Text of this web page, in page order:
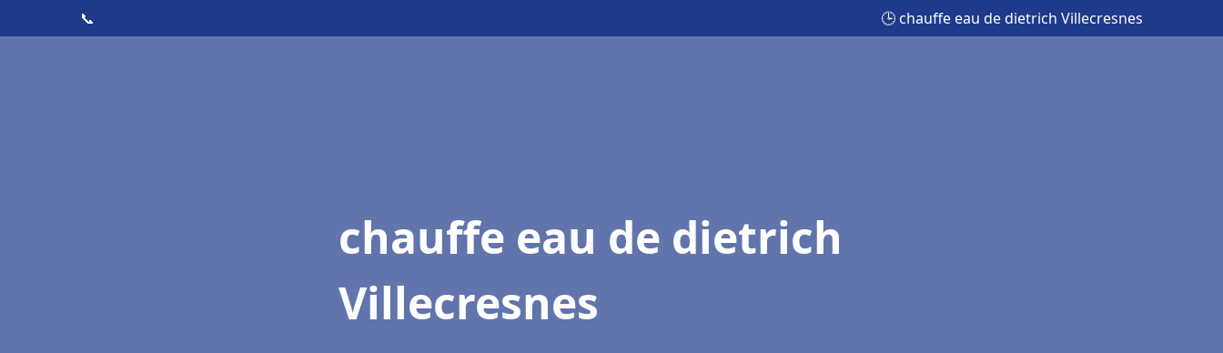
📞 🕒 chauffe eau de dietrich Villecresnes
chauffe eau de dietrich
Villecresnes